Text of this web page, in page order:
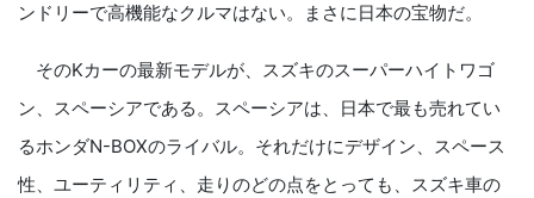
ンドリーで高機能なクルマはない。まさに日本の宝物だ。
そのKカーの最新モデルが、スズキのスーパーハイトワゴ
ン、スペーシアである。スペーシアは、日本で最も売れてい
るホンダN-BOXのライバル。それだけにデザイン、スペース
性、ユーティリティ、走りのどの点をとっても、スズキ車の